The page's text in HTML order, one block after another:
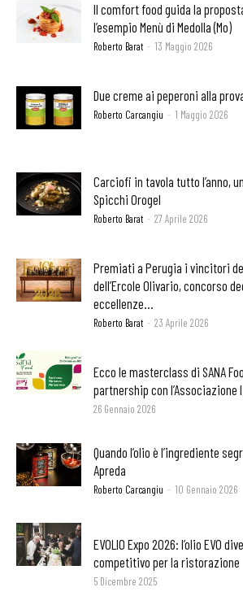
Il comfort food guida la
l’esempio Menù di Medolla (Mo)
Roberto Barat - 13 Maggio 2026
Due creme ai peperoni alla
Roberto Carcangiu - 1 Maggio 2026
Carciofi in tavola tutto l’anno,
Spicchi Orogel
Roberto Barat - 27 Aprile 2026
Premiati a Perugia i vincitori
dell’Ercole Olivario, concorso
eccellenze...
Roberto Barat - 23 Aprile 2026
Ecco le masterclass di SANA
partnership con l’Associazione
26 Gennaio 2026
Quando l’olio è l’ingrediente
Apreda
Roberto Carcangiu - 10 Gennaio 2026
EVOLIO Expo 2026: l’olio EVO
competitivo per la ristorazione
5 Dicembre 2025